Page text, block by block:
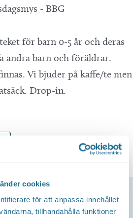
cookies
för att anpassa innehållet
tillhandahålla funktioner
för barn 0-5 år och deras
andra barn och föräldrar.
Vi bjuder på kaffe/te men
Drop-in.